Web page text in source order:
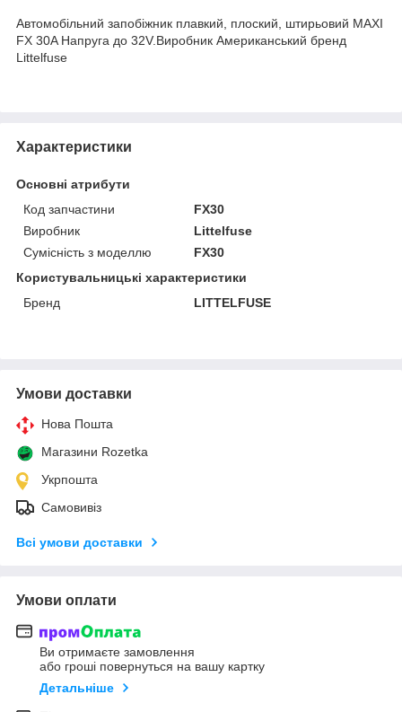
Автомобільний запобіжник плавкий, плоский, штирьовий MAXI
FX 30A Напруга до 32V.Виробник Американський бренд
Littelfuse
Характеристики
Основні атрибути
Код запчастини
FX30
Виробник
Littelfuse
Сумісність з моделлю
FX30
Користувальницькі характеристики
Бренд
LITTELFUSE
Умови доставки
Нова Пошта
Магазини Rozetka
Укрпошта
Самовивіз
Всі умови доставки
Умови оплати
Ви отримаєте замовлення
або гроші повернуться на вашу картку
Детальніше